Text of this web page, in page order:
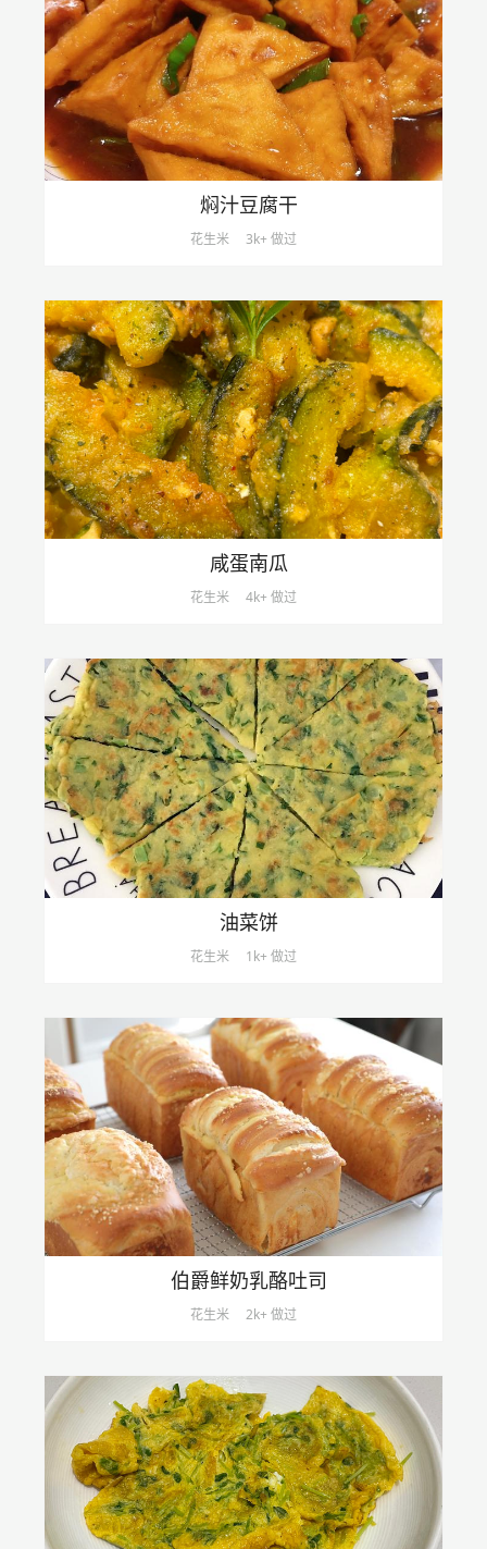
焖汁豆腐干
花生米 3k+ 做过
咸蛋南瓜
花生米 4k+ 做过
油菜饼
花生米 1k+ 做过
伯爵鲜奶乳酪吐司
花生米 2k+ 做过